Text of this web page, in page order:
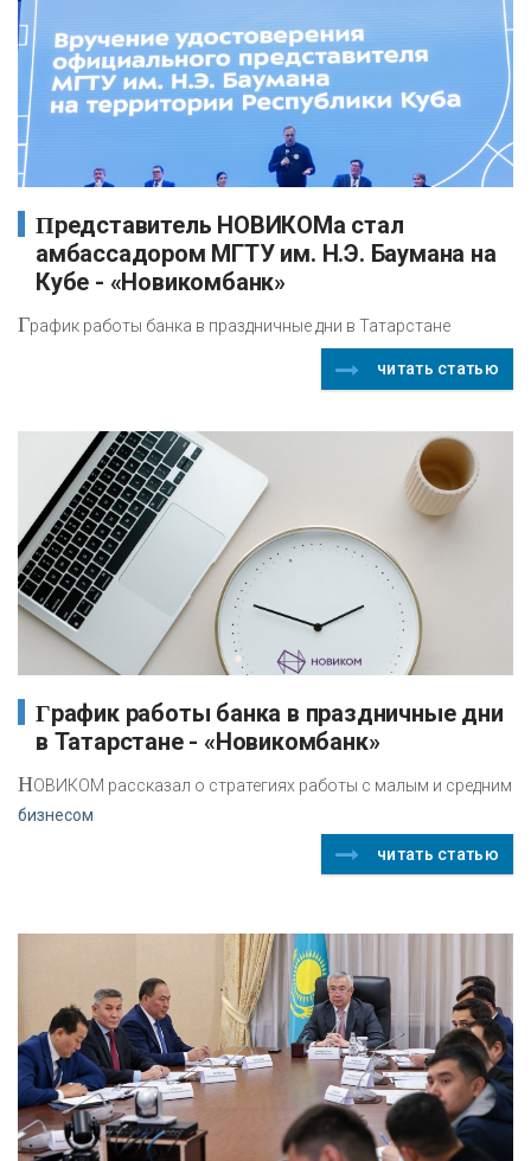
Представитель НОВИКОМа стал
амбассадором МГТУ им. Н.Э. Баумана на
Кубе - «Новикомбанк»
График работы банка в праздничные дни в Татарстане
читать статью
График работы банка в праздничные дни
в Татарстане - «Новикомбанк»
НОВИКОМ рассказал о стратегиях работы с малым и средним
бизнесом
читать статью